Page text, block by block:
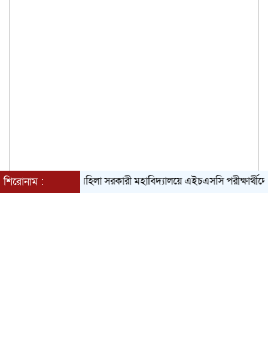
শিরোনাম :
ভেড়ামারা মহিলা সরকারী মহাবিদ্যালয়ে এইচএসসি পরীক্ষার্থীদের